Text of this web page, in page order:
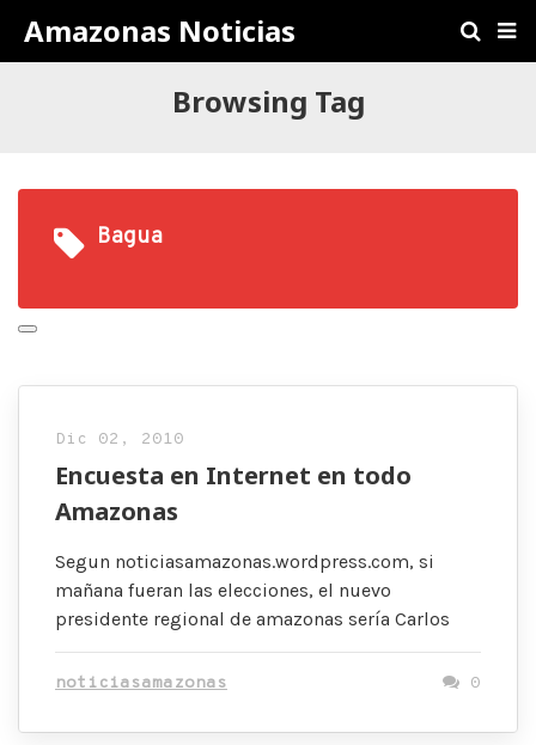
Amazonas Noticias
Browsing Tag
Bagua
Dic 02, 2010
Encuesta en Internet en todo
Amazonas
Segun noticiasamazonas.wordpress.com, si
mañana fueran las elecciones, el nuevo
presidente regional de amazonas sería Carlos
noticiasamazonas 0